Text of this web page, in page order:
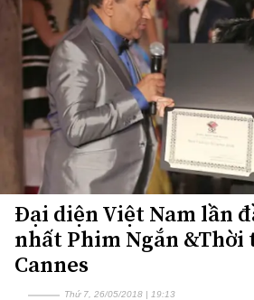
Đại diện Việt Nam lần
nhất Phim Ngắn &Thời
Cannes
Thứ 7, 26/05/2018 | 19:13